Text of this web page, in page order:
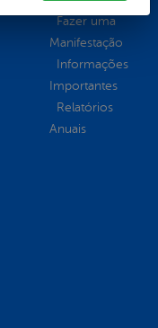
Fazer uma
Manifestação
Informações
Importantes
Relatórios
Anuais